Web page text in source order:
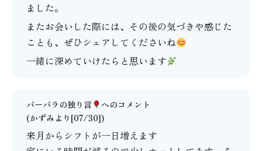
ました。
またお会いした際には、その後の気づきや感じた
ことも、ぜひシェアしてくださいね
一緒に深めていけたらと思います
バーバラの独り言
へのコメント
(かずみより[07/30])
来月からシフトが一日増えます